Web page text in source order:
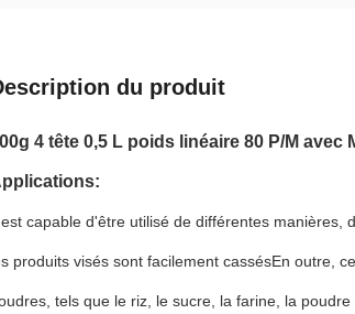
du produit
4 tête 0,5 L poids linéaire 80 P/M avec
capable d'être utilisé de différentes manières,
produits visés sont facilement cassésEn outre,
tels que le riz, le sucre, la farine, la poudre